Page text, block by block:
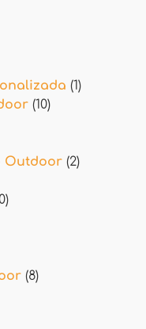
(1)
(10)
Outdoor (2)
(8)